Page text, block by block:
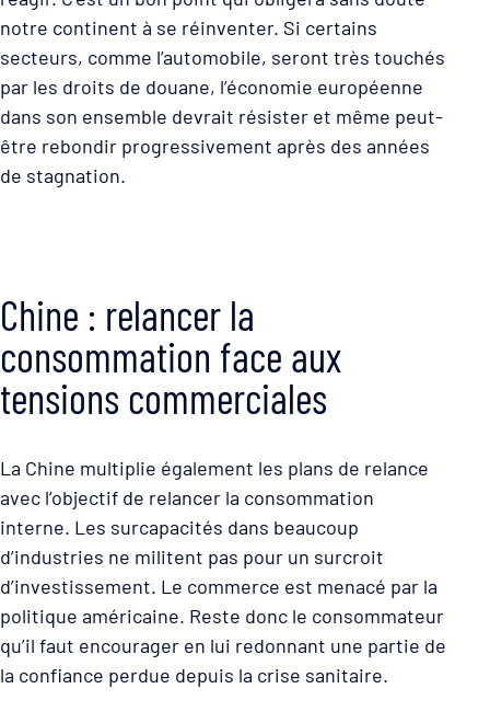
notre continent à se réinventer. Si certains
secteurs, comme l’automobile, seront très touchés
par les droits de douane, l’économie européenne
dans son ensemble devrait résister et même peut-
être rebondir progressivement après des années
de stagnation.
Chine : relancer la
consommation face aux
tensions commerciales
La Chine multiplie également les plans de relance
avec l’objectif de relancer la consommation
interne. Les surcapacités dans beaucoup
d’industries ne militent pas pour un surcroit
d’investissement. Le commerce est menacé par la
politique américaine. Reste donc le consommateur
qu’il faut encourager en lui redonnant une partie de
la confiance perdue depuis la crise sanitaire.